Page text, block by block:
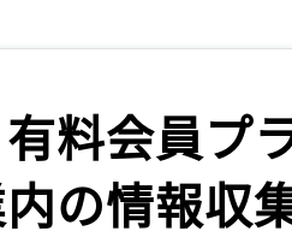
有料会員プ
の情報収